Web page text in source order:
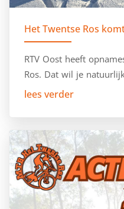
Het Twentse Ros
RTV Oost heeft
Ros. Dat wil je
lees verder